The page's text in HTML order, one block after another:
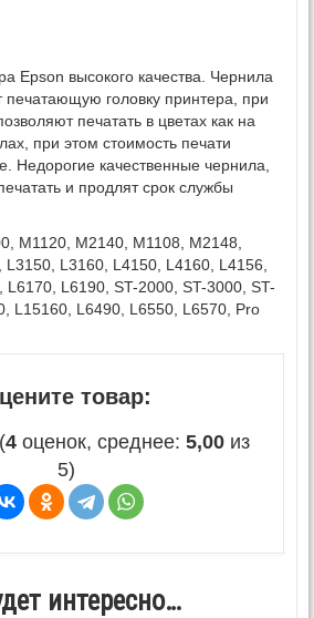
Epson высокого качества. Чернила
печатающую головку принтера, при
печатать в цветах как на
при этом стоимость печати
Недорогие качественные чернила,
и продлят срок службы
M1120, M2140, M1108, M2148,
L3150, L3160, L4150, L4160, L4156,
L6170, L6190, ST-2000, ST-3000, ST-
L15160, L6490, L6550, L6570, Pro
товар:
(4 оценок, среднее: 5,00 из
5)
интересно…